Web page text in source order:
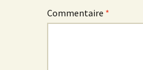
Commentaire *